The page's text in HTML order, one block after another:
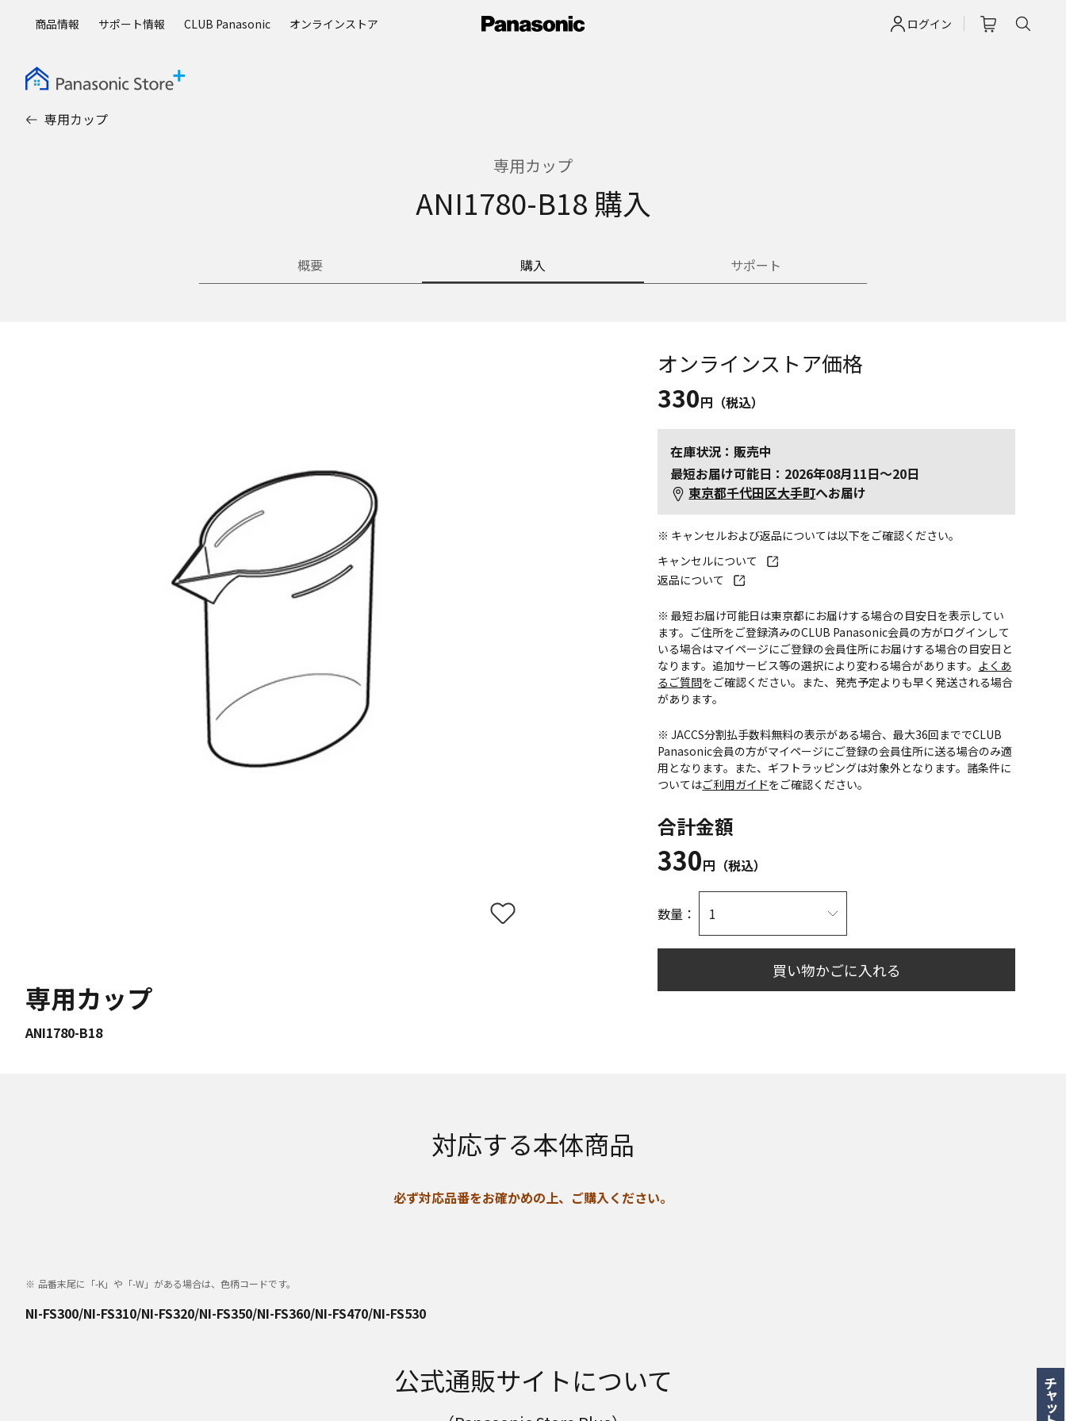
ログイン
商品情報 サポート情報 CLUB Panasonic オンラインストア
専用カップ
専用カップ
ANI1780-B18 購入
概要 購入 サポート
専用カップ
ANI1780-B18
オンラインストア価格
330円（税込）
在庫状況：販売中
最短お届け可能日：2026年08月11日～20日
東京都千代田区大手町へお届け
※ キャンセルおよび返品については以下をご確認ください。
キャンセルについて
返品について
※ 最短お届け可能日は東京都にお届けする場合の目安日を表示してい
ます。ご住所をご登録済みのCLUB Panasonic会員の方がログインして
いる場合はマイページにご登録の会員住所にお届けする場合の目安日と
なります。追加サービス等の選択により変わる場合があります。 よくあ
るご質問をご確認ください。また、発売予定よりも早く発送される場合
があります。
※ JACCS分割払手数料無料の表示がある場合、最大36回まででCLUB
Panasonic会員の方がマイページにご登録の会員住所に送る場合のみ適
用となります。また、ギフトラッピングは対象外となります。諸条件に
ついてはご利用ガイドをご確認ください。
合計金額
330円（税込）
数量：
買い物かごに入れる
対応する本体商品
必ず対応品番をお確かめの上、ご購入ください。
品番末尾に「-K」や「-W」がある場合は、色柄コードです。
NI-FS300/NI-FS310/NI-FS320/NI-FS350/NI-FS360/NI-FS470/NI-FS530
公式通販サイトについて